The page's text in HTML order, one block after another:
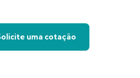
uma cotação